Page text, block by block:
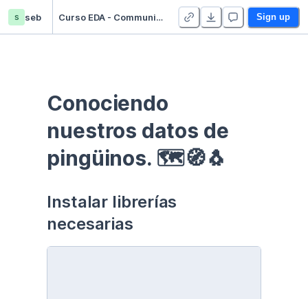
s seb Curso EDA - Communication - Duplicate Sign up
Conociendo
nuestros datos de
pingüinos. 🗺🧭🐧
Instalar librerías
necesarias